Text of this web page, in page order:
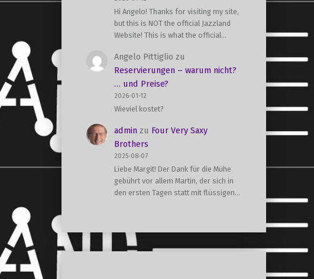
Hi Angelo! Thanks for visiting my site,
but this is NOT the official Jazzland
Website! This is what the official…
Angelo Pittiglio zu
Reservierungen – warum nicht?
… und Preise?
2026-01-12
Wieviel kostet?
adminzu Four Very Saxy
Brothers
2025-08-07
Liebe Margit! Der Dank für die Mühe
gebührt vor allem Martin, der sich in
den ersten Tagen statt mit flüssigen…